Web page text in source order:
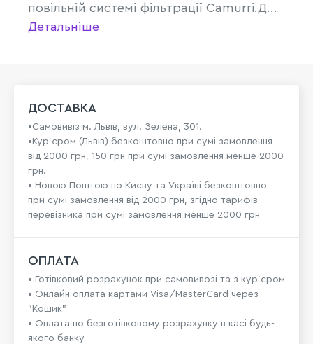
повільній системі фільтрації Camurri.Д...
Детальніше
ДОСТАВКА
•Самовивіз м. Львів, вул. Зелена, 301.
•Кур'єром (Львів) безкоштовно при сумі замовлення
від 2000 грн, 150 грн при сумі замовлення менше 2000
грн.
• Новою Поштою по Києву та Україні безкоштовно
при сумі замовлення від 2000 грн, згідно тарифів
перевізника при сумі замовлення менше 2000 грн
ОПЛАТА
• Готівковий розрахунок при самовивозі та з кур’єром
• Онлайн оплата картами Visa/MasterCard через
"Кошик"
• Оплата по безготівковому розрахунку в касі будь-
якого банку